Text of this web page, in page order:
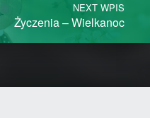
NEXT WPIS
Życzenia – Wielkanoc